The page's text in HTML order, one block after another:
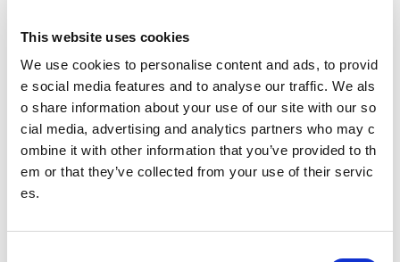
This website uses cookies
We use cookies to personalise content and ads, to provid
e social media features and to analyse our traffic. We als
o share information about your use of our site with our so
cial media, advertising and analytics partners who may c
ombine it with other information that you’ve provided to th
em or that they’ve collected from your use of their servic
es.
本件にご関心のある方は、まずは事前に弊社相談窓口までお問い合わせくだ
に、開発計画の概要（対象地、規模、実施時期等）について確認させていた
①弊社で要望する課題解決に資する施設について
②ご提案いただくにあたっての考慮頂く仕様や要件について
③課題解決に資する施設の費用負担について
④課題解決に資する施設の権利・管理形態について